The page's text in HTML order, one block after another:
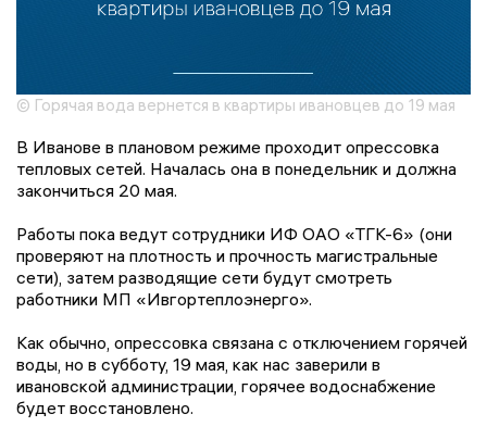
© Горячая вода вернется в квартиры ивановцев до 19 мая
В Иванове в плановом режиме проходит опрессовка
тепловых сетей. Началась она в понедельник и должна
закончиться 20 мая.
Работы пока ведут сотрудники ИФ ОАО «ТГК-6» (они
проверяют на плотность и прочность магистральные
сети), затем разводящие сети будут смотреть
работники МП «Ивгортеплоэнерго».
Как обычно, опрессовка связана с отключением горячей
воды, но в субботу, 19 мая, как нас заверили в
ивановской администрации, горячее водоснабжение
будет восстановлено.